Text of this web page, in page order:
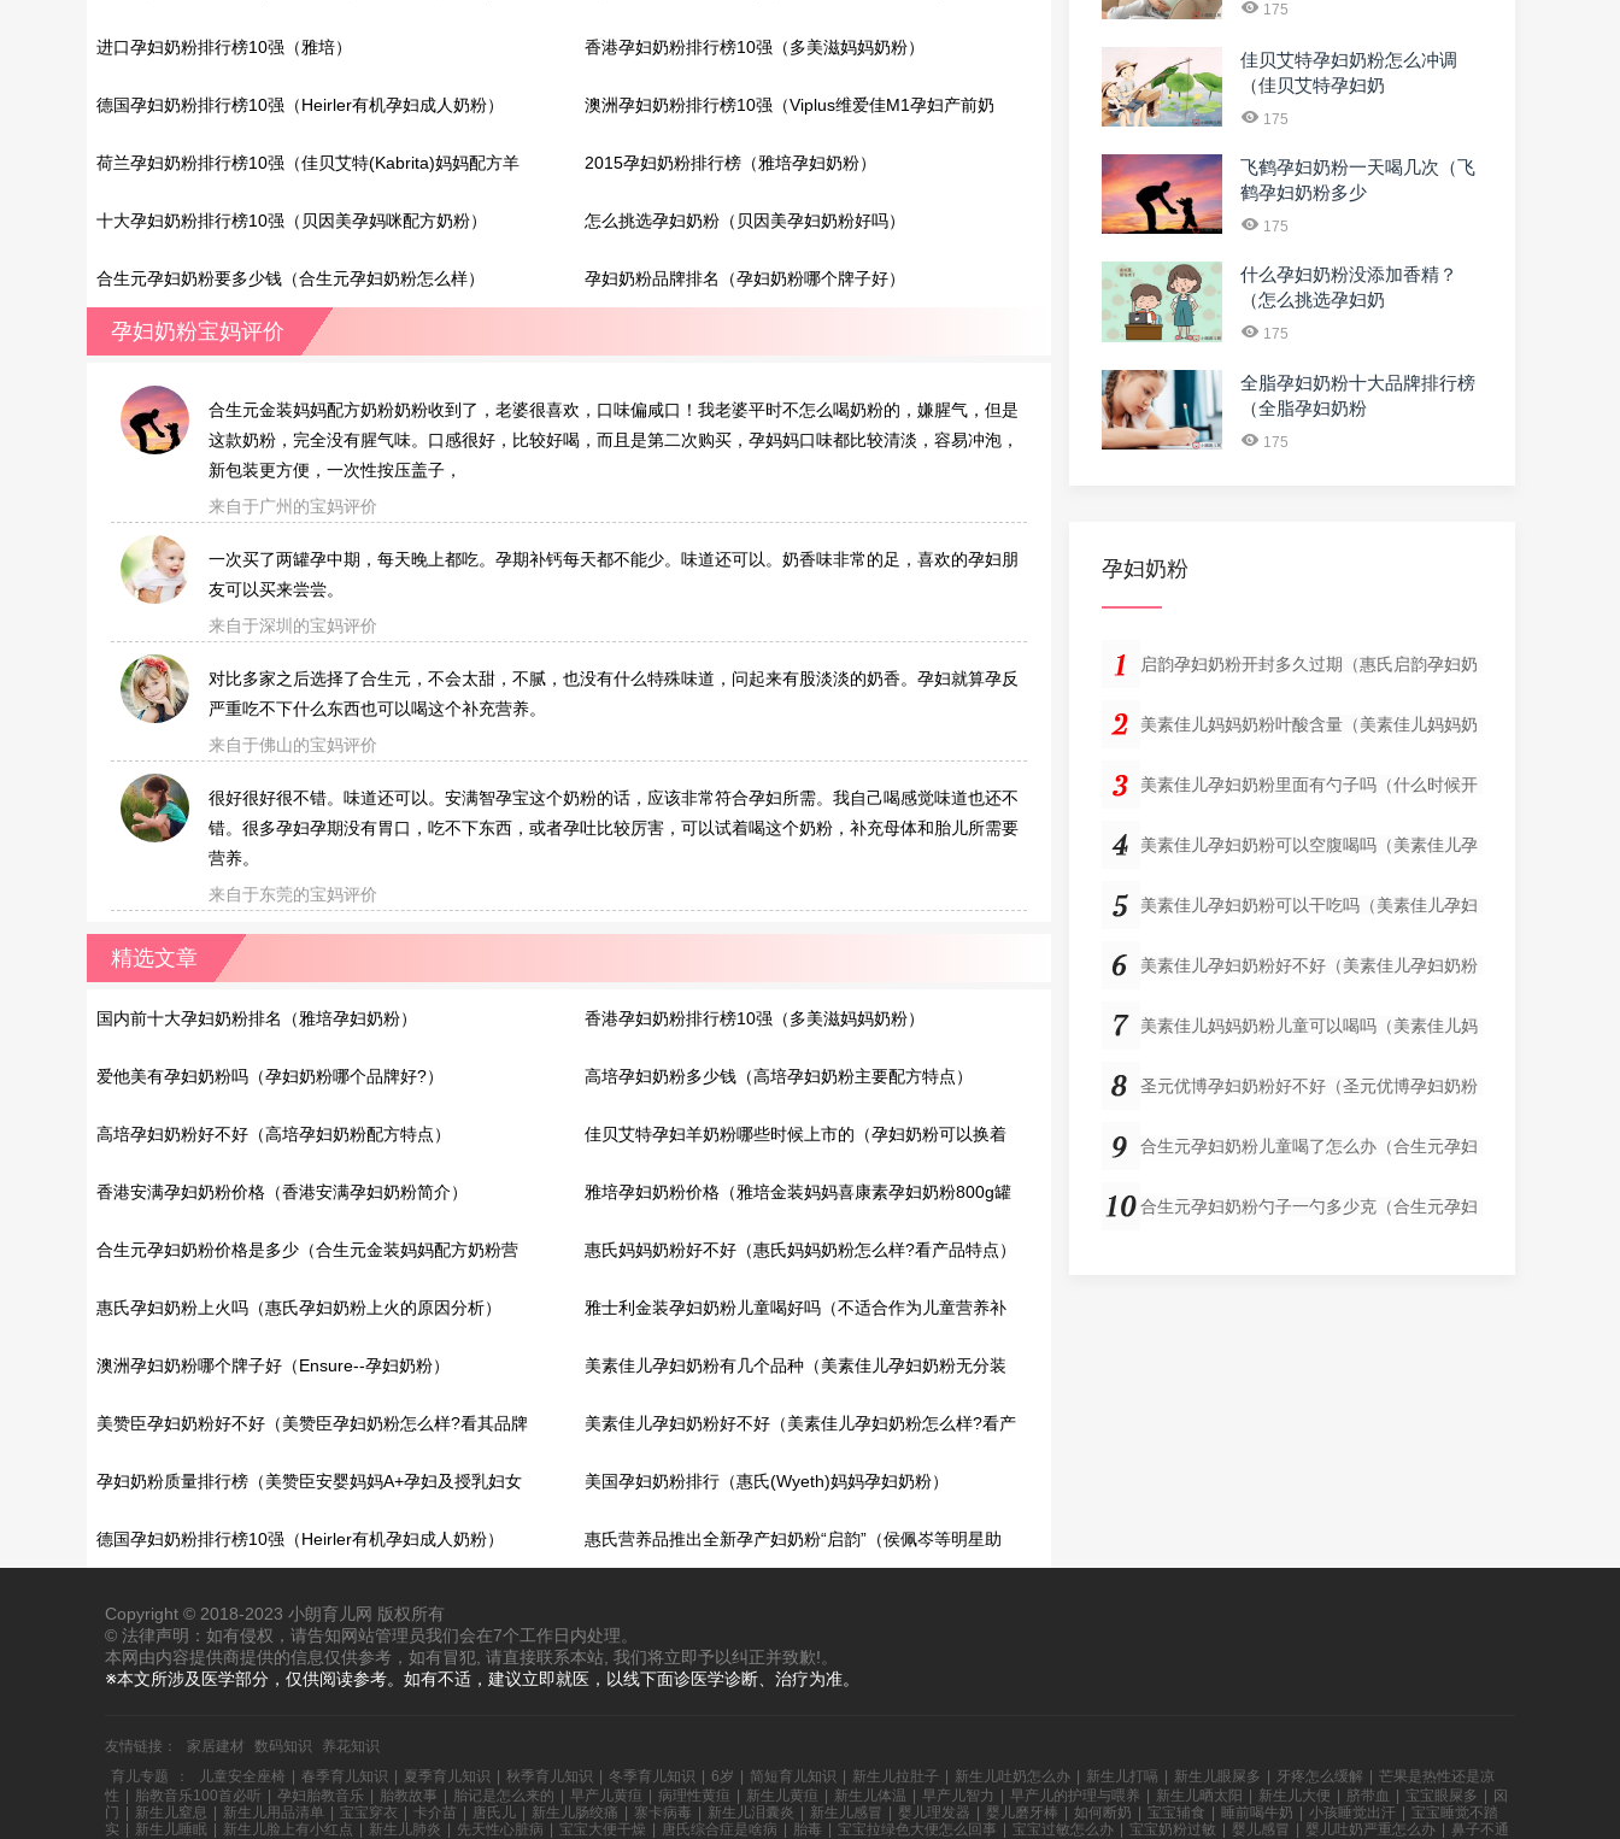
进口孕妇奶粉排行榜10强（雅培） 香港孕妇奶粉排行榜10强（多美滋妈妈奶粉）
德国孕妇奶粉排行榜10强（Heirler有机孕妇成人奶粉） 澳洲孕妇奶粉排行榜10强（Viplus维爱佳M1孕妇产前奶
粉）
荷兰孕妇奶粉排行榜10强（佳贝艾特(Kabrita)妈妈配方羊
奶粉）
2015孕妇奶粉排行榜（雅培孕妇奶粉）
十大孕妇奶粉排行榜10强（贝因美孕妈咪配方奶粉） 怎么挑选孕妇奶粉（贝因美孕妇奶粉好吗）
合生元孕妇奶粉要多少钱（合生元孕妇奶粉怎么样） 孕妇奶粉品牌排名（孕妇奶粉哪个牌子好）
孕妇奶粉宝妈评价
合生元金装妈妈配方奶粉奶粉收到了，老婆很喜欢，口味偏咸口！我老婆平时不怎么喝奶粉的，嫌腥气，但是
这款奶粉，完全没有腥气味。口感很好，比较好喝，而且是第二次购买，孕妈妈口味都比较清淡，容易冲泡，
新包装更方便，一次性按压盖子，
来自于广州的宝妈评价
一次买了两罐孕中期，每天晚上都吃。孕期补钙每天都不能少。味道还可以。奶香味非常的足，喜欢的孕妇朋
友可以买来尝尝。
来自于深圳的宝妈评价
对比多家之后选择了合生元，不会太甜，不腻，也没有什么特殊味道，问起来有股淡淡的奶香。孕妇就算孕反
严重吃不下什么东西也可以喝这个补充营养。
来自于佛山的宝妈评价
很好很好很不错。味道还可以。安满智孕宝这个奶粉的话，应该非常符合孕妇所需。我自己喝感觉味道也还不
错。很多孕妇孕期没有胃口，吃不下东西，或者孕吐比较厉害，可以试着喝这个奶粉，补充母体和胎儿所需要
营养。
来自于东莞的宝妈评价
精选文章
国内前十大孕妇奶粉排名（雅培孕妇奶粉） 香港孕妇奶粉排行榜10强（多美滋妈妈奶粉）
爱他美有孕妇奶粉吗（孕妇奶粉哪个品牌好?） 高培孕妇奶粉多少钱（高培孕妇奶粉主要配方特点）
高培孕妇奶粉好不好（高培孕妇奶粉配方特点） 佳贝艾特孕妇羊奶粉哪些时候上市的（孕妇奶粉可以换着
牌子喝吗?）
香港安满孕妇奶粉价格（香港安满孕妇奶粉简介） 雅培孕妇奶粉价格（雅培金装妈妈喜康素孕妇奶粉800g罐
装）
合生元孕妇奶粉价格是多少（合生元金装妈妈配方奶粉营
养成分说明）
惠氏妈妈奶粉好不好（惠氏妈妈奶粉怎么样?看产品特点）
惠氏孕妇奶粉上火吗（惠氏孕妇奶粉上火的原因分析） 雅士利金装孕妇奶粉儿童喝好吗（不适合作为儿童营养补
充的食物）
澳洲孕妇奶粉哪个牌子好（Ensure--孕妇奶粉） 美素佳儿孕妇奶粉有几个品种（美素佳儿孕妇奶粉无分装
检测方法）
美赞臣孕妇奶粉好不好（美赞臣孕妇奶粉怎么样?看其品牌
如何）
美素佳儿孕妇奶粉好不好（美素佳儿孕妇奶粉怎么样?看产
品特点）
孕妇奶粉质量排行榜（美赞臣安婴妈妈A+孕妇及授乳妇女
配方奶粉）
美国孕妇奶粉排行（惠氏(Wyeth)妈妈孕妇奶粉）
德国孕妇奶粉排行榜10强（Heirler有机孕妇成人奶粉） 惠氏营养品推出全新孕产妇奶粉“启韵”（侯佩岑等明星助
175
佳贝艾特孕妇奶粉怎么冲调
（佳贝艾特孕妇奶
175
飞鹤孕妇奶粉一天喝几次（飞
鹤孕妇奶粉多少
175
什么孕妇奶粉没添加香精？
（怎么挑选孕妇奶
175
全脂孕妇奶粉十大品牌排行榜
（全脂孕妇奶粉
175
孕妇奶粉
启韵孕妇奶粉开封多久过期（惠氏启韵孕妇奶
美素佳儿妈妈奶粉叶酸含量（美素佳儿妈妈奶
美素佳儿孕妇奶粉里面有勺子吗（什么时候开
美素佳儿孕妇奶粉可以空腹喝吗（美素佳儿孕
美素佳儿孕妇奶粉可以干吃吗（美素佳儿孕妇
美素佳儿孕妇奶粉好不好（美素佳儿孕妇奶粉
美素佳儿妈妈奶粉儿童可以喝吗（美素佳儿妈
圣元优博孕妇奶粉好不好（圣元优博孕妇奶粉
合生元孕妇奶粉儿童喝了怎么办（合生元孕妇
合生元孕妇奶粉勺子一勺多少克（合生元孕妇
Copyright © 2018-2023 小朗育儿网 版权所有
© 法律声明：如有侵权，请告知网站管理员我们会在7个工作日内处理。
本网由内容提供商提供的信息仅供参考，如有冒犯, 请直接联系本站, 我们将立即予以纠正并致歉!。
※本文所涉及医学部分，仅供阅读参考。如有不适，建议立即就医，以线下面诊医学诊断、治疗为准。
友情链接： 家居建材 数码知识
养花知识
育儿专题
： 儿童安全座椅 春季育儿知识 夏季育儿知识 秋季育儿知识 冬季育儿知识 6岁 简短育儿知识 新生儿拉肚子 新生儿吐奶怎么办 新生儿打嗝 新生儿眼屎多 牙疼怎么缓解
芒果是热性还是凉
性
胎教音乐100首必听 孕妇胎教音乐 胎教故事 胎记是怎么来的 早产儿黄疸 病理性黄疸 新生儿黄疸 新生儿体温 早产儿智力 早产儿的护理与喂养 新生儿晒太阳 新生儿大便 脐带血 宝宝眼屎多
囟
门
新生儿窒息 新生儿用品清单 宝宝穿衣 卡介苗 唐氏儿 新生儿肠绞痛 寨卡病毒 新生儿泪囊炎 新生儿感冒 婴儿理发器 婴儿磨牙棒 如何断奶 宝宝辅食 睡前喝牛奶 小孩睡觉出汗
宝宝睡觉不踏
实
新生儿睡眠 新生儿脸上有小红点 新生儿肺炎 先天性心脏病 宝宝大便干燥 唐氏综合症是啥病 胎毒 宝宝拉绿色大便怎么回事 宝宝过敏怎么办 宝宝奶粉过敏 婴儿感冒 婴儿吐奶严重怎么办
鼻子不通